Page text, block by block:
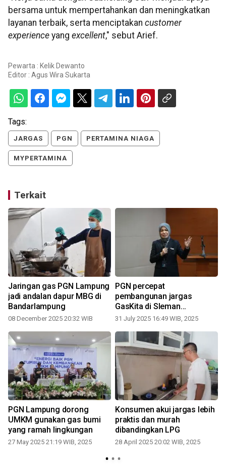
bersama untuk mempertahankan dan meningkatkan
layanan terbaik, serta menciptakan customer
experience yang excellent," sebut Arief.
Pewarta : Kelik Dewanto
Editor : Agus Wira Sukarta
Tags:
JARGAS PGN PERTAMINA NIAGA
MYPERTAMINA
Terkait
Jaringan gas PGN Lampung
jadi andalan dapur MBG di
Bandarlampung
08 December 2025 20:32 WIB
PGN percepat
pembangunan jargas
GasKita di Sleman
Yogyakarta
31 July 2025 16:49 WIB, 2025
PGN Lampung dorong
UMKM gunakan gas bumi
yang ramah lingkungan
27 May 2025 21:19 WIB, 2025
Konsumen akui jargas lebih
praktis dan murah
dibandingkan LPG
28 April 2025 20:02 WIB, 2025